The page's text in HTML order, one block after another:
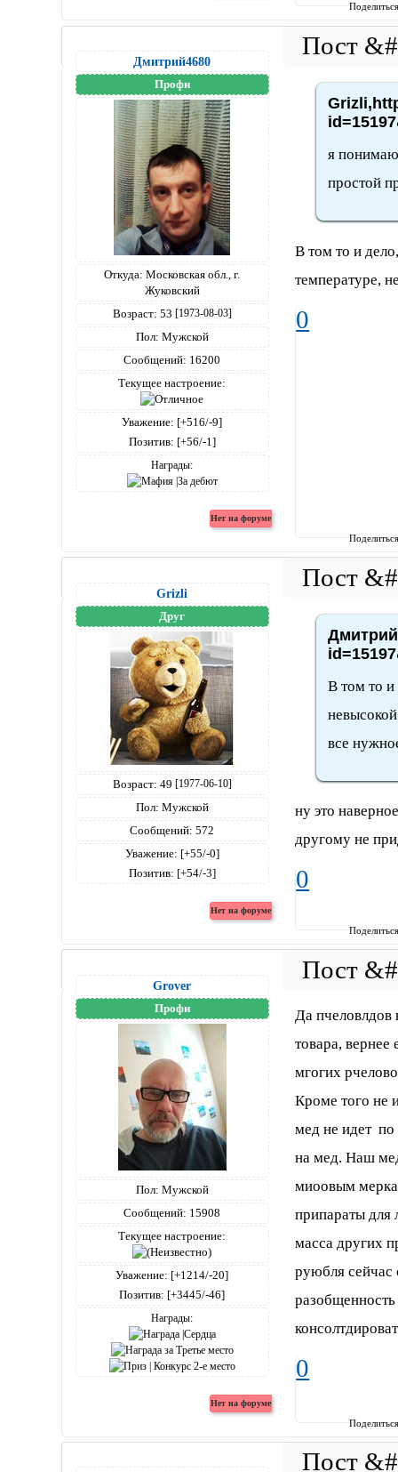
Дмитрий4680
Профи
Откуда: Московская обл., г.
Жуковский
Возраст: 53 [1973-08-03]
Пол: Мужской
Сообщений: 16200
Текущее настроение:
Уважение: [+516/-9]
Позитив: [+56/-1]
Награды:
я
простой
В том то и
температуре,
0
Grizli
Друг
Возраст: 49 [1977-06-10]
Пол: Мужской
Сообщений: 572
Уважение: [+55/-0]
Позитив: [+54/-3]
В том то и
все
ну это
другому не
0
Grover
Профи
Пол: Мужской
Сообщений: 15908
Текущее настроение:
Уважение: [+1214/-20]
Позитив: [+3445/-46]
Награды:
Да пчеловлдов
товара,
мгогих
Кроме того не
мед не идет по
на мед. Наш
миоовым
припараты для
масса других
руюбля
0